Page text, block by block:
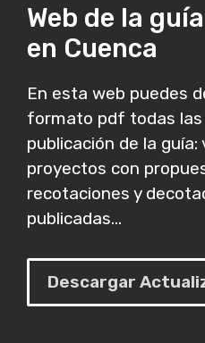
Web de la
en Cuenca
En esta web puedes
formato pdf todas
publicación de la guía:
proyectos con
recotaciones y
publicadas...
Descargar